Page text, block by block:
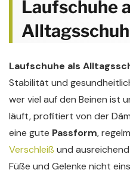
Laufschuhe
Laufschuhe als
Stabilität und
wer viel auf den Beinen ist
läuft, profitiert von der
eine gute Passform,
Verschleiß und
Füße und Gelenke nicht